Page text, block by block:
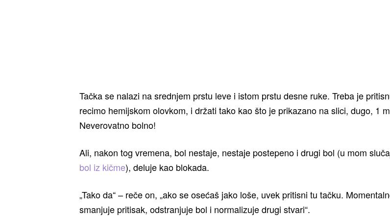
Tačka se nalazi na srednjem prstu leve i istom prstu desne ruke. Treba je
recimo hemijskom olovkom, i držati tako kao što je prikazano na slici, dugo, 1
Neverovatno bolno!
Ali, nakon tog vremena, bol nestaje, nestaje postepeno i drugi bol (u mom
bol iz kičme), deluje kao blokada.
„Tako da“ – reče on, „ako se osećaš jako loše, uvek pritisni tu tačku.
smanjuje pritisak, odstranjuje bol i normalizuje drugi stvari“.